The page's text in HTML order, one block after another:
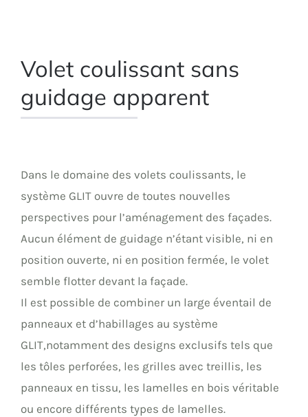
Volet coulissant sans
guidage apparent
Dans le domaine des volets coulissants, le
système GLIT ouvre de toutes nouvelles
perspectives pour l’aménagement des façades.
Aucun élément de guidage n’étant visible, ni en
position ouverte, ni en position fermée, le volet
semble flotter devant la façade.
Il est possible de combiner un large éventail de
panneaux et d’habillages au système
GLIT,notamment des designs exclusifs tels que
les tôles perforées, les grilles avec treillis, les
panneaux en tissu, les lamelles en bois véritable
ou encore différents types de lamelles.